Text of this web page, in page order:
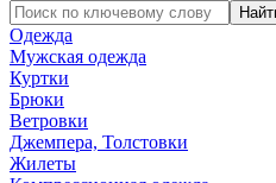
Одежда
Мужская одежда
Куртки
Брюки
Ветровки
Джемпера, Толстовки
Жилеты